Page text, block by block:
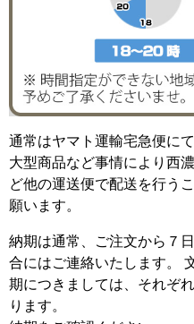
通常はヤマト運輸宅急便に
大型商品など事情により西
ど他の運送便で配送を行う
願います。
納期は通常、ご注文から７
合にはご連絡いたします。
期につきましては、それぞ
ります。